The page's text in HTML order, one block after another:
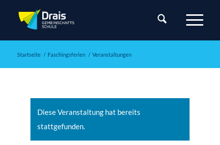
Startseite / Faschingsferien / Veranstaltungen
Diese Veranstaltung hat bereits
stattgefunden.